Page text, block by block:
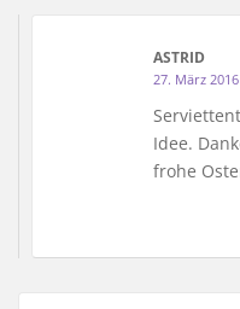
ASTRID
27. März
Idee.
frohe